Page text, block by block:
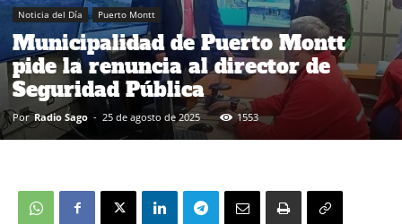
Noticia del Día Puerto Montt
Municipalidad de Puerto Montt
pide la renuncia al director de
Seguridad Pública
Por Radio Sago - 25 de agosto de 2025 1553